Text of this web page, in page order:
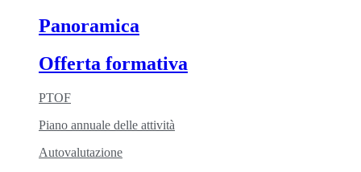
Panoramica
Offerta formativa
PTOF
Piano annuale delle attività
Autovalutazione